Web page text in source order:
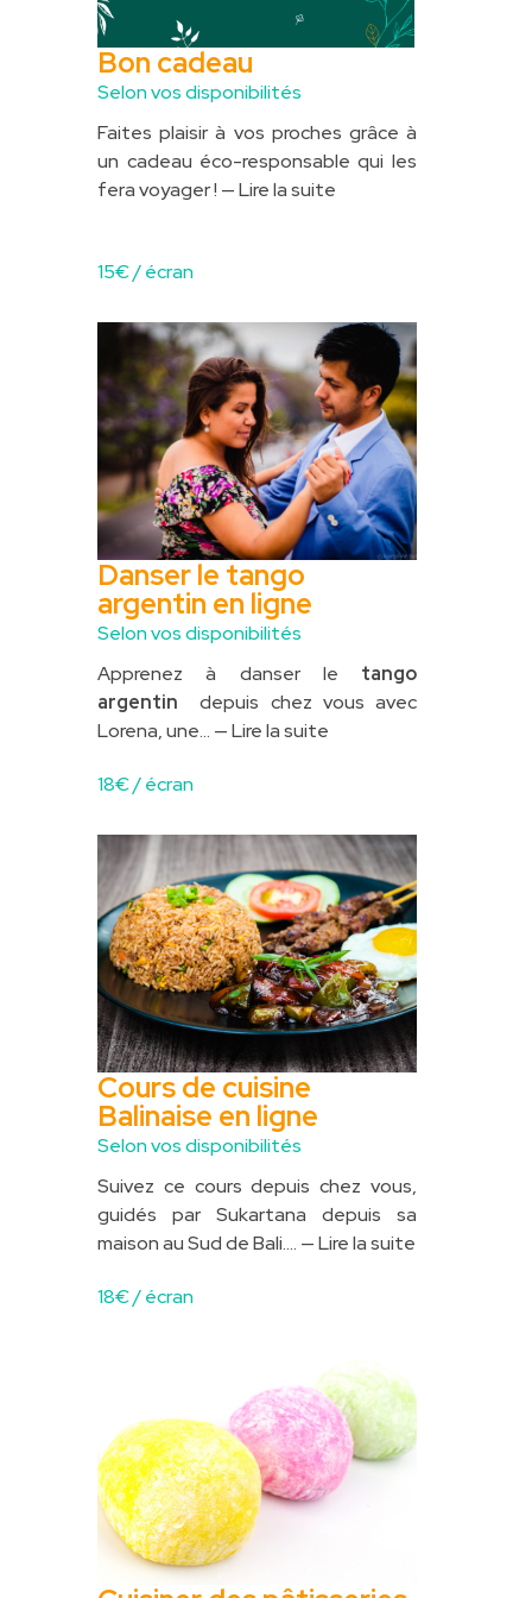
Bon cadeau
Selon vos disponibilités
Faites plaisir à vos proches grâce à
un cadeau éco-responsable qui les
fera voyager ! — Lire la suite
15€ / écran
Danser le tango
argentin en ligne
Selon vos disponibilités
Apprenez à danser le tango
argentin
depuis chez vous avec
Lorena, une... — Lire la suite
18€ / écran
Cours de cuisine
Balinaise en ligne
Selon vos disponibilités
Suivez ce cours depuis chez vous,
guidés par Sukartana depuis sa
maison au Sud de Bali.... — Lire la suite
18€ / écran